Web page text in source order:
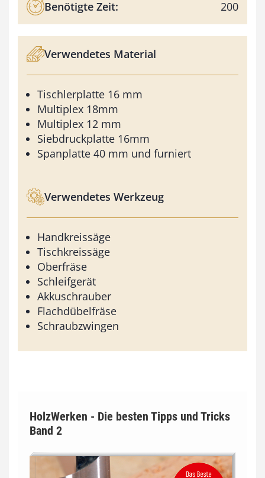
Benötigte Zeit: 200
Verwendetes Material
Tischlerplatte 16 mm
Multiplex 18mm
Multiplex 12 mm
Siebdruckplatte 16mm
Spanplatte 40 mm und furniert
Verwendetes Werkzeug
Handkreissäge
Tischkreissäge
Oberfräse
Schleifgerät
Akkuschrauber
Flachdübelfräse
Schraubzwingen
HolzWerken - Die besten Tipps und Tricks
Band 2